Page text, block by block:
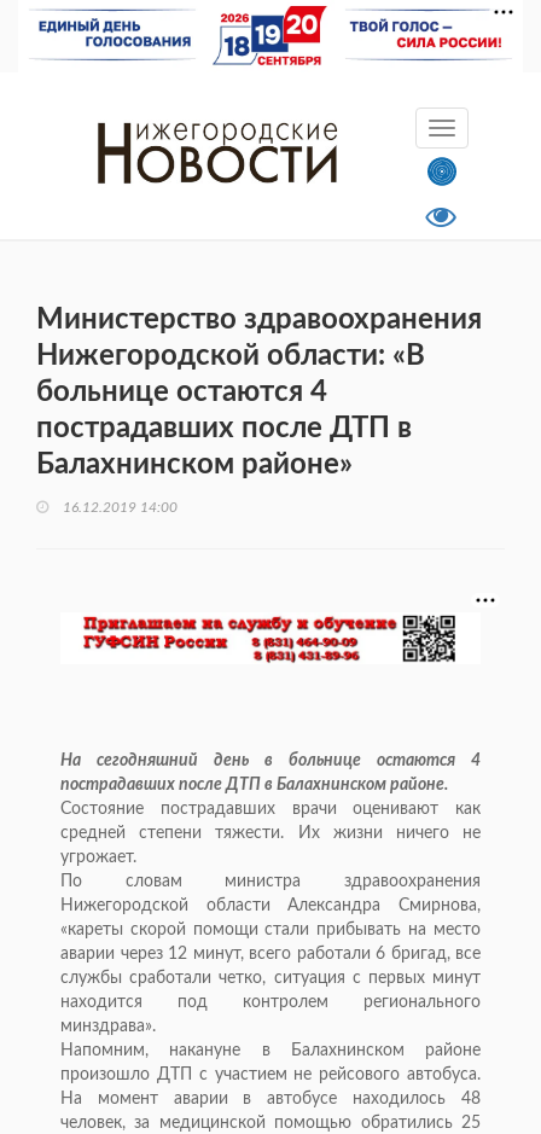
Министерство здравоохранения
Нижегородской области: «В
больнице остаются 4
пострадавших после ДТП в
Балахнинском районе»
16.12.2019 14:00
На сегодняшний день в больнице остаются 4
пострадавших после ДТП в Балахнинском районе.
Состояние пострадавших врачи оценивают как
средней степени тяжести. Их жизни ничего не
угрожает.
По словам министра здравоохранения
Нижегородской области Александра Смирнова,
«кареты скорой помощи стали прибывать на место
аварии через 12 минут, всего работали 6 бригад, все
службы сработали четко, ситуация с первых минут
находится под контролем регионального
минздрава».
Напомним, накануне в Балахнинском районе
произошло ДТП с участием не рейсового автобуса.
На момент аварии в автобусе находилось 48
человек, за медицинской помощью обратились 25